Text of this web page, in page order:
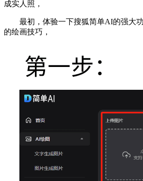
成实人照，
最初，体验一下搜狐简单AI的强大功
的绘画技巧，